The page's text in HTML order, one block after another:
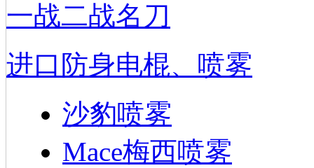
一战二战名刀
进口防身电棍、喷雾
沙豹喷雾
Mace梅西喷雾